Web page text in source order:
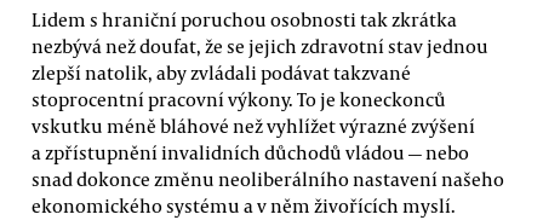
Lidem s hraniční poruchou osobnosti tak zkrátka
nezbývá než doufat, že se jejich zdravotní stav jednou
zlepší natolik, aby zvládali podávat takzvané
stoprocentní pracovní výkony. To je koneckonců
vskutku méně bláhové než vyhlížet výrazné zvýšení
a zpřístupnění invalidních důchodů vládou — nebo
snad dokonce změnu neoliberálního nastavení našeho
ekonomického systému a v něm živořících myslí.